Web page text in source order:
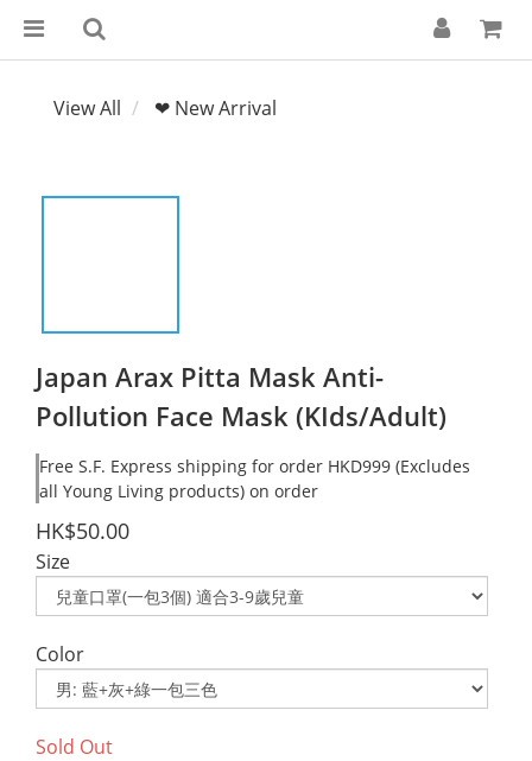
View All ❤ New Arrival
Japan Arax Pitta Mask Anti-
Pollution Face Mask (KIds/Adult)
Free S.F. Express shipping for order HKD999 (Excludes
all Young Living products) on order
HK$50.00
Size
Color
Sold Out